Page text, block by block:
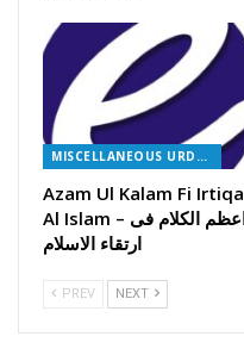
MISCELLANEOUS URDU BOOKS
Azam Ul Kalam Fi Irtiqa
Al Islam – اعظم الکلام فی
ارتقاء الاسلام
PREV NEXT